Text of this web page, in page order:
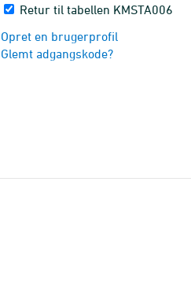
Retur til tabellen KMSTA006
Opret en brugerprofil
Glemt adgangskode?